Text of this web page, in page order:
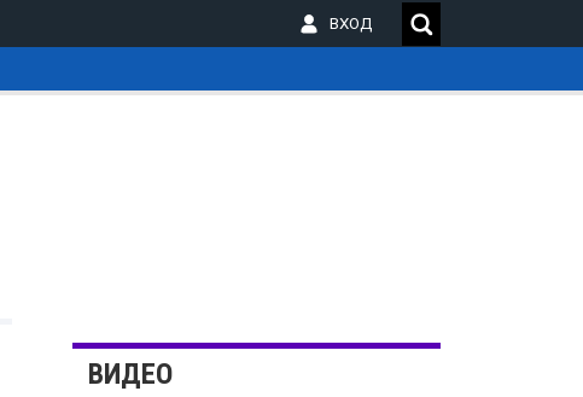
ВХОД
ВИДЕО